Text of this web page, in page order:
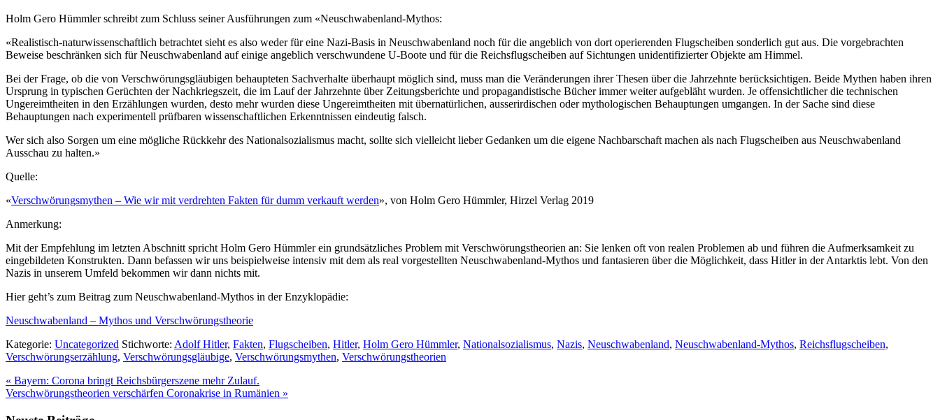
Holm Gero Hümmler schreibt zum Schluss seiner Ausführungen zum «Neuschwabenland-Mythos:
«Realistisch-naturwissenschaftlich betrachtet sieht es also weder für eine Nazi-Basis in Neuschwabenland noch für die angeblich von dort operierenden Flugscheiben sonderlich gut aus. Die vorgebrachten
Beweise beschränken sich für Neuschwabenland auf einige angeblich verschwundene U-Boote und für die Reichsflugscheiben auf Sichtungen unidentifizierter Objekte am Himmel.
Bei der Frage, ob die von Verschwörungsgläubigen behaupteten Sachverhalte überhaupt möglich sind, muss man die Veränderungen ihrer Thesen über die Jahrzehnte berücksichtigen. Beide Mythen haben ihren
Ursprung in typischen Gerüchten der Nachkriegszeit, die im Lauf der Jahrzehnte über Zeitungsberichte und propagandistische Bücher immer weiter aufgebläht wurden. Je offensichtlicher die technischen
Ungereimtheiten in den Erzählungen wurden, desto mehr wurden diese Ungereimtheiten mit übernatürlichen, ausserirdischen oder mythologischen Behauptungen umgangen. In der Sache sind diese
Behauptungen nach experimentell prüfbaren wissenschaftlichen Erkenntnissen eindeutig falsch.
Wer sich also Sorgen um eine mögliche Rückkehr des Nationalsozialismus macht, sollte sich vielleicht lieber Gedanken um die eigene Nachbarschaft machen als nach Flugscheiben aus Neuschwabenland
Ausschau zu halten.»
Quelle:
«Verschwörungsmythen – Wie wir mit verdrehten Fakten für dumm verkauft werden», von Holm Gero Hümmler, Hirzel Verlag 2019
Anmerkung:
Mit der Empfehlung im letzten Abschnitt spricht Holm Gero Hümmler ein grundsätzliches Problem mit Verschwörungstheorien an: Sie lenken oft von realen Problemen ab und führen die Aufmerksamkeit zu
eingebildeten Konstrukten. Dann befassen wir uns beispielweise intensiv mit dem als real vorgestellten Neuschwabenland-Mythos und fantasieren über die Möglichkeit, dass Hitler in der Antarktis lebt. Von den
Nazis in unserem Umfeld bekommen wir dann nichts mit.
Hier geht’s zum Beitrag zum Neuschwabenland-Mythos in der Enzyklopädie:
Neuschwabenland – Mythos und Verschwörungstheorie
Kategorie: Uncategorized Stichworte: Adolf Hitler, Fakten, Flugscheiben, Hitler, Holm Gero Hümmler, Nationalsozialismus, Nazis, Neuschwabenland, Neuschwabenland-Mythos, Reichsflugscheiben,
Verschwörungserzählung, Verschwörungsgläubige, Verschwörungsmythen, Verschwörungstheorien
Vorheriger
Beitrag:
« Bayern: Corona bringt Reichsbürgerszene mehr Zulauf.
Nächster
Verschwörungstheorien verschärfen Coronakrise in Rumänien »